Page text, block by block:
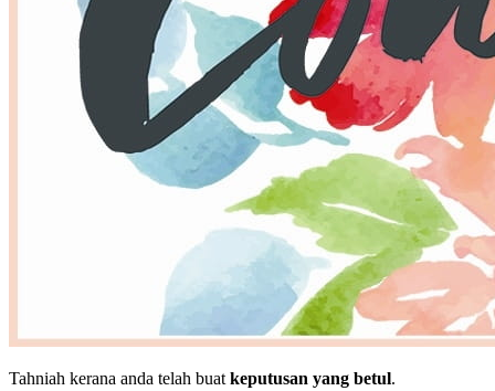
Tahniah kerana anda telah buatkeputusan yang betul.